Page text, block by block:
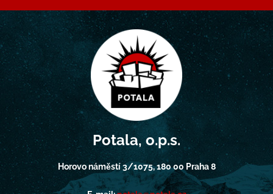
Potala, o.p.s.
Horovo náměstí 3/1075, 180 00 Praha 8